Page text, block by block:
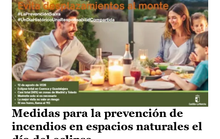
Medidas para la prevención de
incendios en espacios naturales el